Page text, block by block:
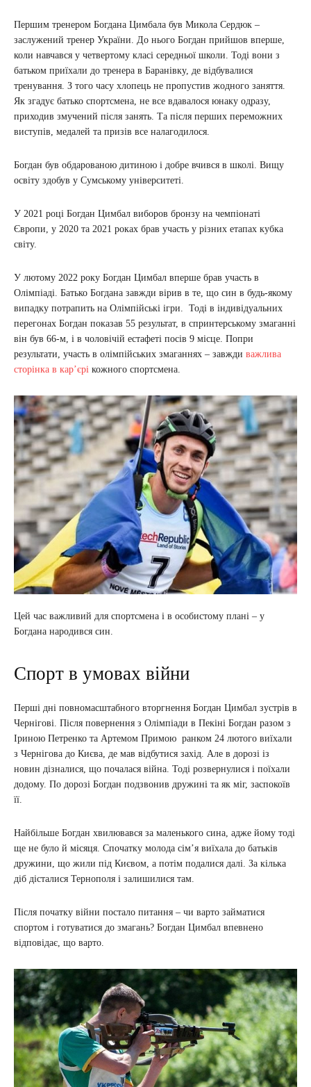
Першим тренером Богдана Цимбала був Микола Сердюк –
заслужений тренер України. До нього Богдан прийшов вперше,
коли навчався у четвертому класі середньої школи. Тоді вони з
батьком приїхали до тренера в Баранівку, де відбувалися
тренування. З того часу хлопець не пропустив жодного заняття.
Як згадує батько спортсмена, не все вдавалося юнаку одразу,
приходив змучений після занять. Та після перших переможних
виступів, медалей та призів все налагодилося.
Богдан був обдарованою дитиною і добре вчився в школі. Вищу
освіту здобув у Сумському університеті.
У 2021 році Богдан Цимбал виборов бронзу на чемпіонаті
Європи, у 2020 та 2021 роках брав участь у різних етапах кубка
світу.
У лютому 2022 року Богдан Цимбал вперше брав участь в
Олімпіаді. Батько Богдана завжди вірив в те, що син в будь-якому
випадку потрапить на Олімпійські ігри. Тоді в індивідуальних
перегонах Богдан показав 55 результат, в спринтерському змаганні
він був 66-м, і в чоловічій естафеті посів 9 місце. Попри
результати, участь в олімпійських змаганнях – завжди важлива
сторінка в кар’єрі кожного спортсмена.
Цей час важливий для спортсмена і в особистому плані – у
Богдана народився син.
Спорт в умовах війни
Перші дні повномасштабного вторгнення Богдан Цимбал зустрів в
Чернігові. Після повернення з Олімпіади в Пекіні Богдан разом з
Іриною Петренко та Артемом Примою ранком 24 лютого виїхали
з Чернігова до Києва, де мав відбутися захід. Але в дорозі із
новин дізналися, що почалася війна. Тоді розвернулися і поїхали
додому. По дорозі Богдан подзвонив дружині та як міг, заспокоїв
її.
Найбільше Богдан хвилювався за маленького сина, адже йому тоді
ще не було й місяця. Спочатку молода сім’я виїхала до батьків
дружини, що жили під Києвом, а потім подалися далі. За кілька
діб дісталися Тернополя і залишилися там.
Після початку війни постало питання – чи варто займатися
спортом і готуватися до змагань? Богдан Цимбал впевнено
відповідає, що варто.